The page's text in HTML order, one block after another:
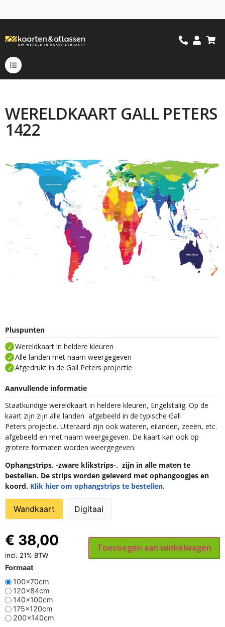
WERELDKAART GALL PETERS
1422
Pluspunten
Wereldkaart in heldere kleuren
Alle landen met naam weergegeven
Afgedrukt in de Gall Peters projectie
Aanvullende informatie
Staatkundige wereldkaart in heldere kleuren, Engelstalig. Op de
kaart zijn zijn alle landen afgebeeld in de typische Gall
Peters projectie. Uiteraard zijn ook wateren, eilanden, zeeën, etc.
afgebeeld en met naam weergegeven. De kaart kan ook op
grotere formaten worden weergegeven.
Ophangstrips, -zware klikstrips-, zijn in alle maten te
bestellen. De strips worden geleverd met ophangoogjes en
koord. Klik hier om ophangstrips te bestellen.
Wandkaart Digitaal
Formaat
100x70cm
120x84cm
140x100cm
175x120cm
200x140cm
€ 38,00
incl. 21% BTW
Toevoegen aan winkelwagen